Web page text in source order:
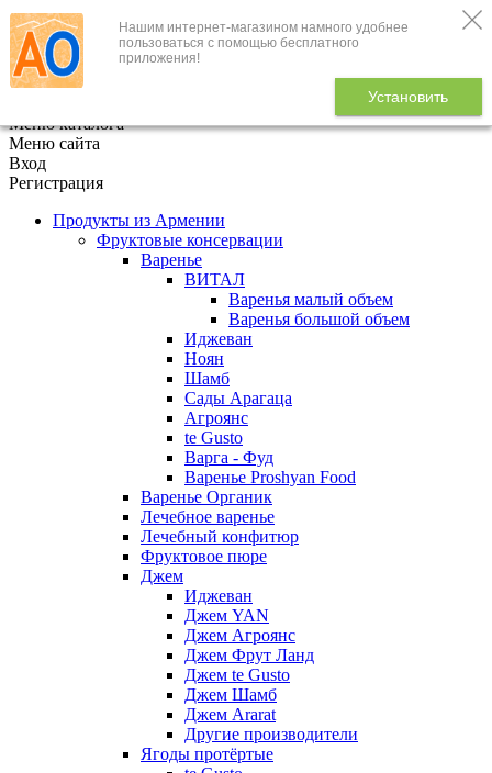
Нашим интернет-магазином намного удобнее
пользоваться с помощью бесплатного
приложения!
Установить
+7 (495) 646-888-1
В корзине
Меню каталога
Меню сайта
Вход
Регистрация
Продукты из Армении
Фруктовые консервации
Варенье
ВИТАЛ
Варенья малый объем
Варенья большой объем
Иджеван
Ноян
Шамб
Сады Арагаца
Агроянс
te Gusto
Варга - Фуд
Варенье Proshyan Food
Варенье Органик
Лечебное варенье
Лечебный конфитюр
Фруктовое пюре
Джем
Иджеван
Джем YAN
Джем Агроянс
Джем Фрут Ланд
Джем te Gusto
Джем Шамб
Джем Ararat
Другие производители
Ягоды протёртые